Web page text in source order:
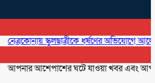
স্কুলছাত্রীকে ধর্ষণের অভিযোগে আলোচিত
আশেপাশের ঘটে যাওয়া খবর এবং আপনার